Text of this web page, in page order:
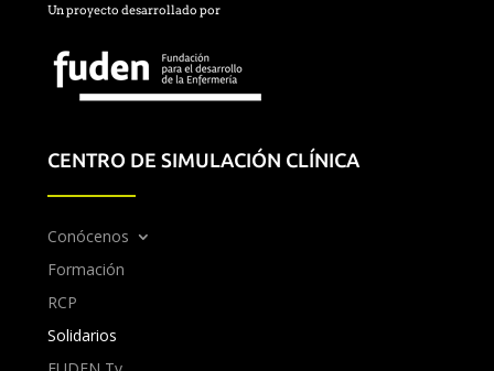
Un proyecto desarrollado por
CENTRO DE SIMULACIÓN CLÍNICA
Conócenos
Formación
RCP
Solidarios